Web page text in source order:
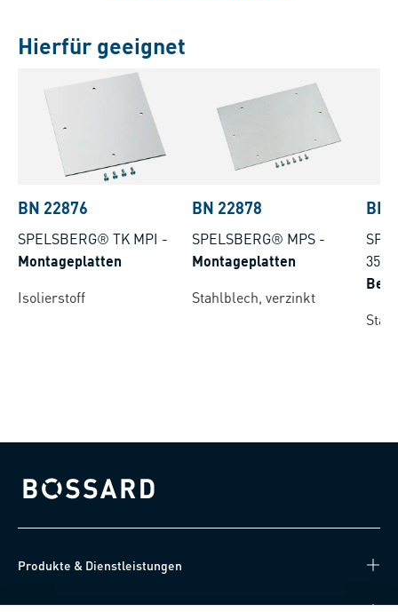
Hierfür geeignet
BN 22876
SPELSBERG® TK MPI -
Montageplatten
Isolierstoff
BN 22878
SPELSBERG® MPS -
Montageplatten
Stahlblech, verzinkt
BN
35
Bossard homepage
Produkte & Dienstleistungen